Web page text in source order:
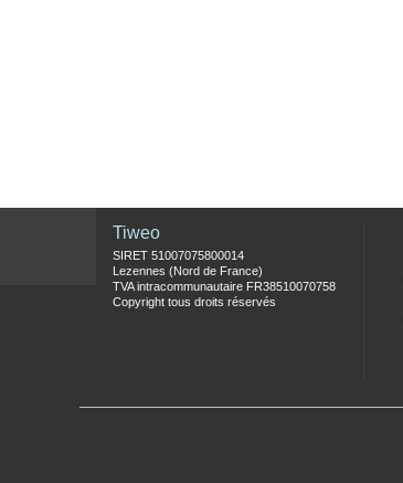
Tiweo
SIRET 51007075800014
Lezennes (Nord de France)
TVA intracommunautaire FR38510070758
Copyright tous droits réservés